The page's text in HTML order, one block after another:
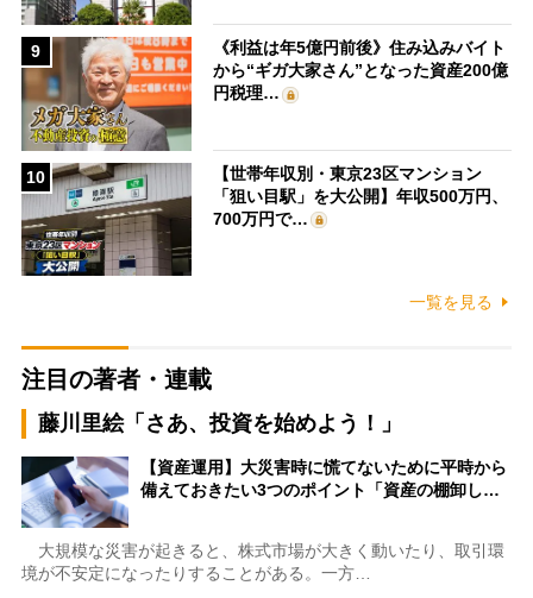
9
《利益は年5億円前後》住み込みバイト
から“ギガ大家さん”となった資産200億
円税理…
10
【世帯年収別・東京23区マンション
「狙い目駅」を大公開】年収500万円、
700万円で…
一覧を見る
注目の著者・連載
藤川里絵「さあ、投資を始めよう！」
【資産運用】大災害時に慌てないために平時から
備えておきたい3つのポイント「資産の棚卸し…
大規模な災害が起きると、株式市場が大きく動いたり、取引環
境が不安定になったりすることがある。一方…